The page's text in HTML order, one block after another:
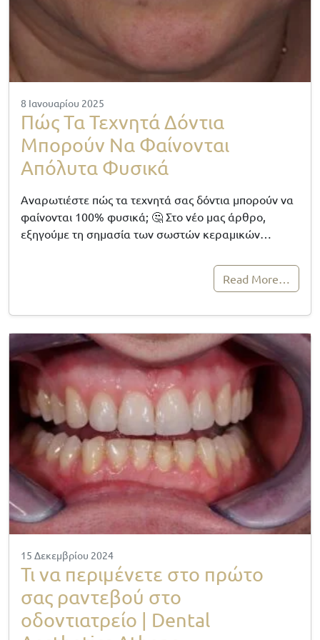
8 Ιανουαρίου 2025
Πώς Τα Τεχνητά Δόντια
Μπορούν Να Φαίνονται
Απόλυτα Φυσικά
Αναρωτιέστε πώς τα τεχνητά σας δόντια μπορούν να
φαίνονται 100% φυσικά; 🤔 Στο νέο μας άρθρο,
εξηγούμε τη σημασία των σωστών κεραμικών…
Read More…
15 Δεκεμβρίου 2024
Τι να περιμένετε στο πρώτο
σας ραντεβού στο
οδοντιατρείο | Dental